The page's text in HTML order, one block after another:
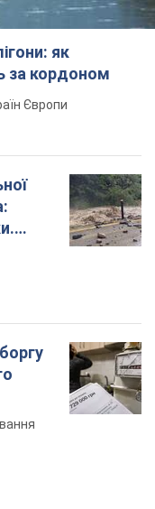
як
за кордоном
Європи